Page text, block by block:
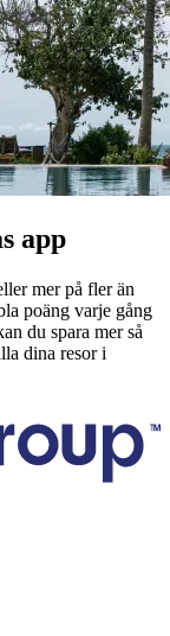
app
mer på fler än
poäng varje gång
du spara mer så
dina resor i